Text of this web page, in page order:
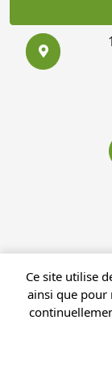
Ce site utilise
ainsi que pour